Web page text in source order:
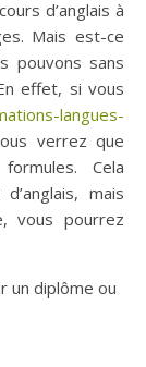
d’anglais à
Mais est-ce
pouvons sans
effet, si vous
langues-
verrez que
Cela
mais
vous pourrez
un diplôme ou